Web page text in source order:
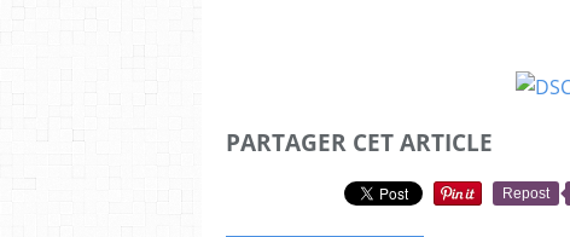
PARTAGER CET ARTICLE
Repost